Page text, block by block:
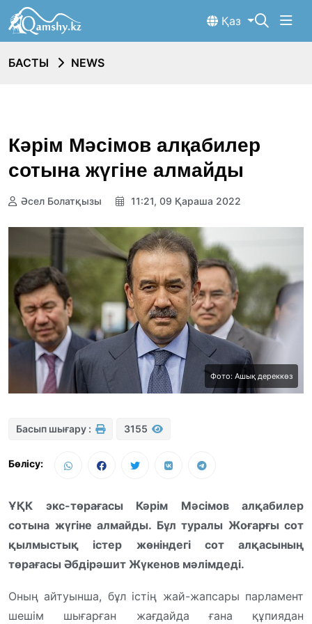
Қаз
БАСТЫ NEWS
Кәрім Мәсімов алқабилер
сотына жүгіне алмайды
Әсел Болатқызы 11:21, 09 Қараша 2022
Фото: Ашық дереккөз
Басып шығару : 3155
Бөлісу:
ҰҚК экс-төрағасы Кәрім Мәсімов алқабилер
сотына жүгіне алмайды. Бұл туралы Жоғарғы сот
қылмыстық істер жөніндегі сот алқасының
төрағасы Әбдірәшит Жүкенов мәлімдеді.
Оның айтуынша, бұл істің жай-жапсары парламент
шешім шығарған жағдайда ғана құпиядан